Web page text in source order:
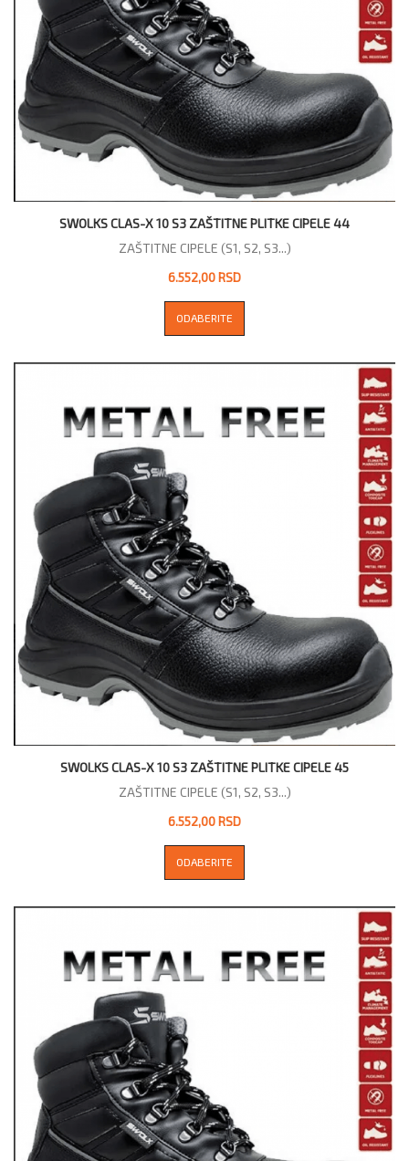
SWOLKS CLAS-X 10 S3 ZAŠTITNE PLITKE CIPELE 44
ZAŠTITNE CIPELE (S1, S2, S3...)
6.552,00 RSD
ODABERITE
SWOLKS CLAS-X 10 S3 ZAŠTITNE PLITKE CIPELE 45
ZAŠTITNE CIPELE (S1, S2, S3...)
6.552,00 RSD
ODABERITE